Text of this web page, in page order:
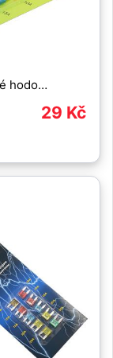
hodo…
29 Kč